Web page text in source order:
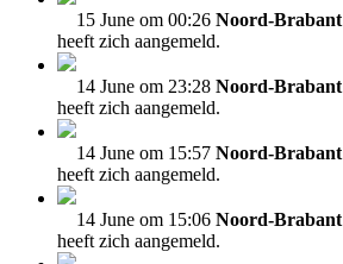
15 June om 00:26 Noord-Brabant
heeft zich aangemeld.
14 June om 23:28 Noord-Brabant
heeft zich aangemeld.
14 June om 15:57 Noord-Brabant
heeft zich aangemeld.
14 June om 15:06 Noord-Brabant
heeft zich aangemeld.